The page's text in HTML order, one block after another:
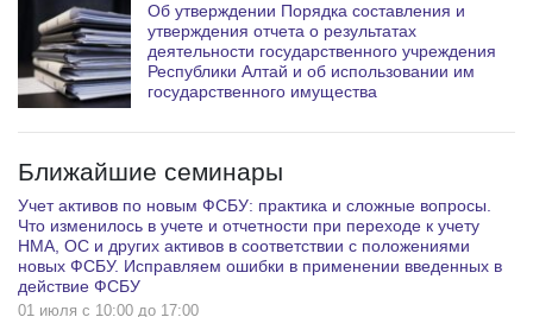
Об утверждении Порядка составления и
утверждения отчета о результатах
деятельности государственного учреждения
Республики Алтай и об использовании им
государственного имущества
Ближайшие семинары
Учет активов по новым ФСБУ: практика и сложные вопросы.
Что изменилось в учете и отчетности при переходе к учету
НМА, ОС и других активов в соответствии с положениями
новых ФСБУ. Исправляем ошибки в применении введенных в
действие ФСБУ
01 июля c 10:00 до 17:00